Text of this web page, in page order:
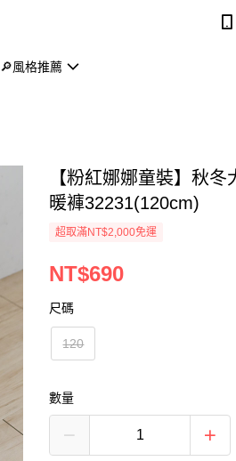
🔎風格推薦
【粉紅娜娜童裝】秋
暖褲32231(120cm)
超取滿NT$2,000免運
NT$690
尺碼
120
數量